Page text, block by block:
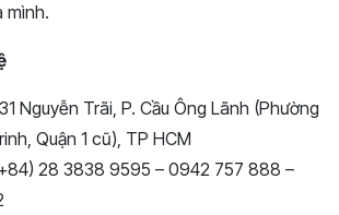
mình.
Nguyễn Trãi, P. Cầu Ông Lãnh (Phường
Quận 1 cũ), TP HCM
28 3838 9595 – 0942 757 888 –